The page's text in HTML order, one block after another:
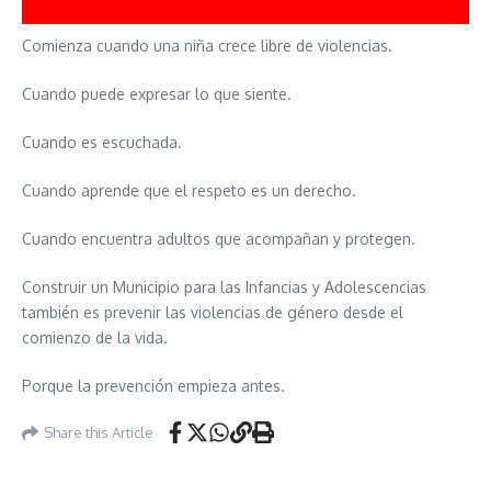
Comienza cuando una niña crece libre de violencias.
Cuando puede expresar lo que siente.
Cuando es escuchada.
Cuando aprende que el respeto es un derecho.
Cuando encuentra adultos que acompañan y protegen.
Construir un Municipio para las Infancias y Adolescencias
también es prevenir las violencias de género desde el
comienzo de la vida.
Porque la prevención empieza antes.
Share this Article